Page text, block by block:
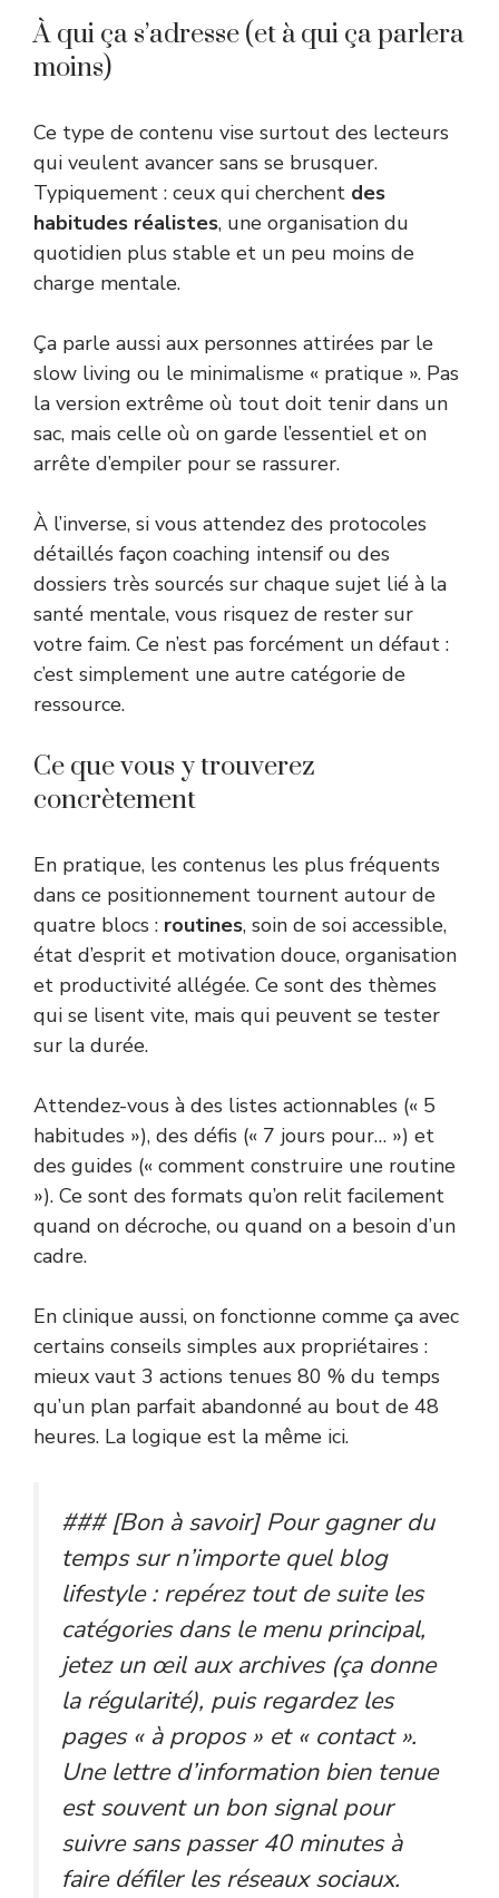
À qui ça s’adresse (et à qui ça parlera
moins)
Ce type de contenu vise surtout des lecteurs
qui veulent avancer sans se brusquer.
Typiquement : ceux qui cherchent des
habitudes réalistes, une organisation du
quotidien plus stable et un peu moins de
charge mentale.
Ça parle aussi aux personnes attirées par le
slow living ou le minimalisme « pratique ». Pas
la version extrême où tout doit tenir dans un
sac, mais celle où on garde l’essentiel et on
arrête d’empiler pour se rassurer.
À l’inverse, si vous attendez des protocoles
détaillés façon coaching intensif ou des
dossiers très sourcés sur chaque sujet lié à la
santé mentale, vous risquez de rester sur
votre faim. Ce n’est pas forcément un défaut :
c’est simplement une autre catégorie de
ressource.
Ce que vous y trouverez
concrètement
En pratique, les contenus les plus fréquents
dans ce positionnement tournent autour de
quatre blocs : routines, soin de soi accessible,
état d’esprit et motivation douce, organisation
et productivité allégée. Ce sont des thèmes
qui se lisent vite, mais qui peuvent se tester
sur la durée.
Attendez-vous à des listes actionnables (« 5
habitudes »), des défis (« 7 jours pour… ») et
des guides (« comment construire une routine
»). Ce sont des formats qu’on relit facilement
quand on décroche, ou quand on a besoin d’un
cadre.
En clinique aussi, on fonctionne comme ça avec
certains conseils simples aux propriétaires :
mieux vaut 3 actions tenues 80 % du temps
qu’un plan parfait abandonné au bout de 48
heures. La logique est la même ici.
### [Bon à savoir] Pour gagner du
temps sur n’importe quel blog
lifestyle : repérez tout de suite les
catégories dans le menu principal,
jetez un œil aux archives (ça donne
la régularité), puis regardez les
pages « à propos » et « contact ».
Une lettre d’information bien tenue
est souvent un bon signal pour
suivre sans passer 40 minutes à
faire défiler les réseaux sociaux.